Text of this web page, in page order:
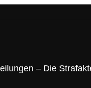
– Die